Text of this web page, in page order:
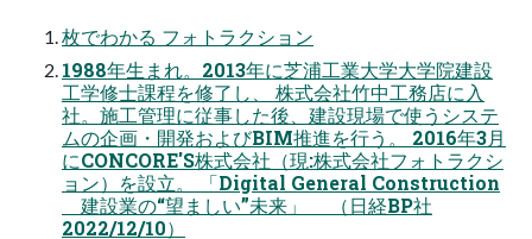
枚でわかる フォトラクション
1988年生まれ。2013年に芝浦工業大学大学院建設
工学修士課程を修了し、 株式会社竹中工務店に入
社。施工管理に従事した後、建設現場で使うシステ
ムの企画・開発およびBIM推進を行う。 2016年3月
にCONCORE'S株式会社（現:株式会社フォトラクシ
ョン）を設立。 「Digital General Construction
建設業の“望ましい”未来」 （日経BP社
2022/12/10）